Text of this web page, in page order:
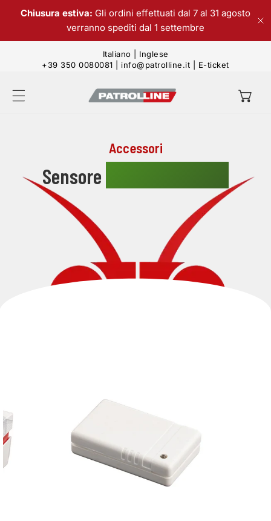
al contenuto
Chiusura estiva: Gli ordini effettuati dal 7 al 31 agosto
verranno spediti dal 1 settembre
Italiano
Inglese
+39 350 0080081
info@patrolline.it E-ticket
Accessori
Sensore